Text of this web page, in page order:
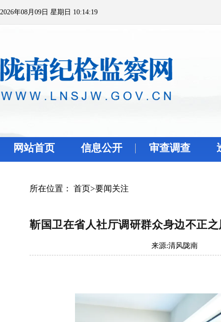
2026年08月09日 星期日 10:14:19
网站首页 信息公开 审查调查
所在位置： 首页>要闻关注
靳国卫在省人社厅调研群众身边不正
来源:清风陇南